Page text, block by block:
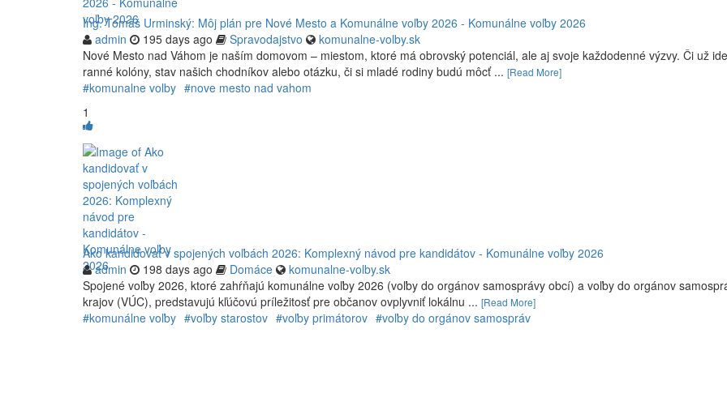
Ing. Tomáš Urminský: Môj plán pre Nové Mesto a Komunálne voľby 2026 - Komunálne voľby 2026
admin
195 days ago Spravodajstvo
komunalne-volby.sk
Nové Mesto nad Váhom je naším domovom – miestom, ktoré má obrovský potenciál, ale aj svoje každodenné výzvy. Či už
ranné kolóny, stav našich chodníkov alebo otázku, či si mladé rodiny budú môcť ... [Read More]
#komunalne volby #nove mesto nad vahom
1
Ako kandidovať v spojených voľbách 2026: Komplexný návod pre kandidátov - Komunálne voľby 2026
admin
198 days ago Domáce
komunalne-volby.sk
Spojené voľby 2026, ktoré zahŕňajú komunálne voľby 2026 (voľby do orgánov samosprávy obcí) a voľby do orgánov
krajov (VÚC), predstavujú kľúčovú príležitosť pre občanov ovplyvniť lokálnu ... [Read More]
#komunálne voľby #voľby starostov #voľby primátorov #voľby do orgánov samospráv